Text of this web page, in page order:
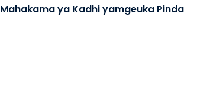
Mahakama ya Kadhi yamgeuka Pinda